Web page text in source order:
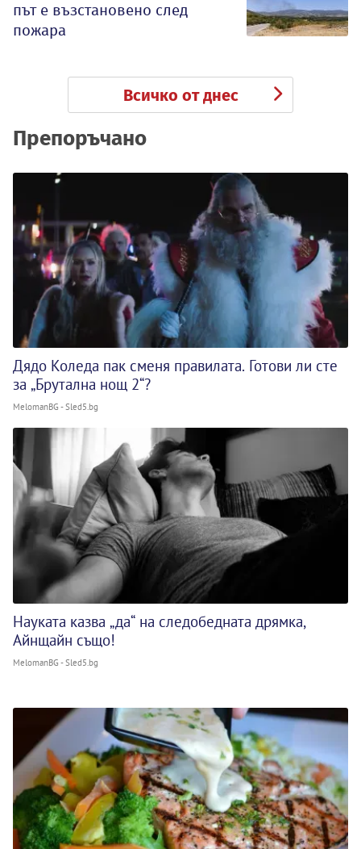
път е възстановено след
пожара
Всичко от днес
Препоръчано
Дядо Коледа пак сменя правилата. Готови ли сте
за „Брутална нощ 2“?
MelomanBG - Sled5.bg
Науката казва „да“ на следобедната дрямка,
Айнщайн също!
MelomanBG - Sled5.bg